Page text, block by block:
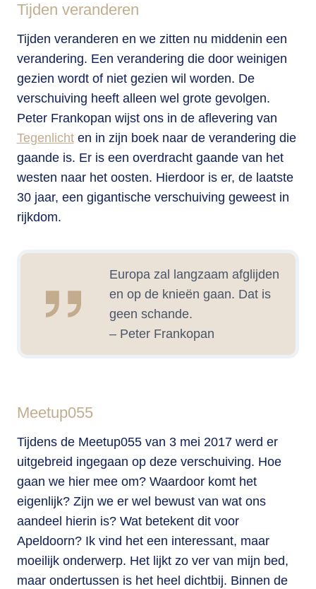
Tijden veranderen
Tijden veranderen en we zitten nu middenin een
verandering. Een verandering die door weinigen
gezien wordt of niet gezien wil worden. De
verschuiving heeft alleen wel grote gevolgen.
Peter Frankopan wijst ons in de aflevering van
Tegenlichten in zijn boek naar de verandering die
gaande is. Er is een overdracht gaande van het
westen naar het oosten. Hierdoor is er, de laatste
30 jaar, een gigantische verschuiving geweest in
rijkdom.
Europa zal langzaam afglijden
en op de knieën gaan. Dat is
geen schande.
– Peter Frankopan
Meetup055
Tijdens de Meetup055 van 3 mei 2017 werd er
uitgebreid ingegaan op deze verschuiving. Hoe
gaan we hier mee om? Waardoor komt het
eigenlijk? Zijn we er wel bewust van wat ons
aandeel hierin is? Wat betekent dit voor
Apeldoorn? Ik vind het een interessant, maar
moeilijk onderwerp. Het lijkt zo ver van mijn bed,
maar ondertussen is het heel dichtbij. Binnen de